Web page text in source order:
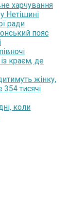
харчування
Нетішині
ради
пояс
краєм, де
жінку,
тисячі
коли